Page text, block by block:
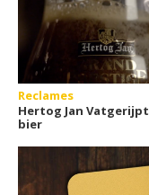
Reclames
Hertog Jan Vatgerijpt
bier